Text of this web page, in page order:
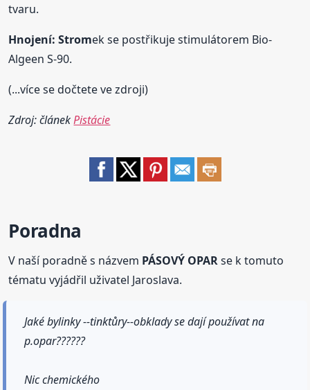
tvaru.
Hnojení: Stromek se postřikuje stimulátorem Bio-
Algeen S-90.
(...více se dočtete ve zdroji)
Zdroj: článekPistácie
Poradna
V naší poradně s názvem PÁSOVÝ OPARse k tomuto
tématu vyjádřil uživatel Jaroslava.
Jaké bylinky --tinktůry--obklady se dají používat na
p.opar??????
Nic chemického